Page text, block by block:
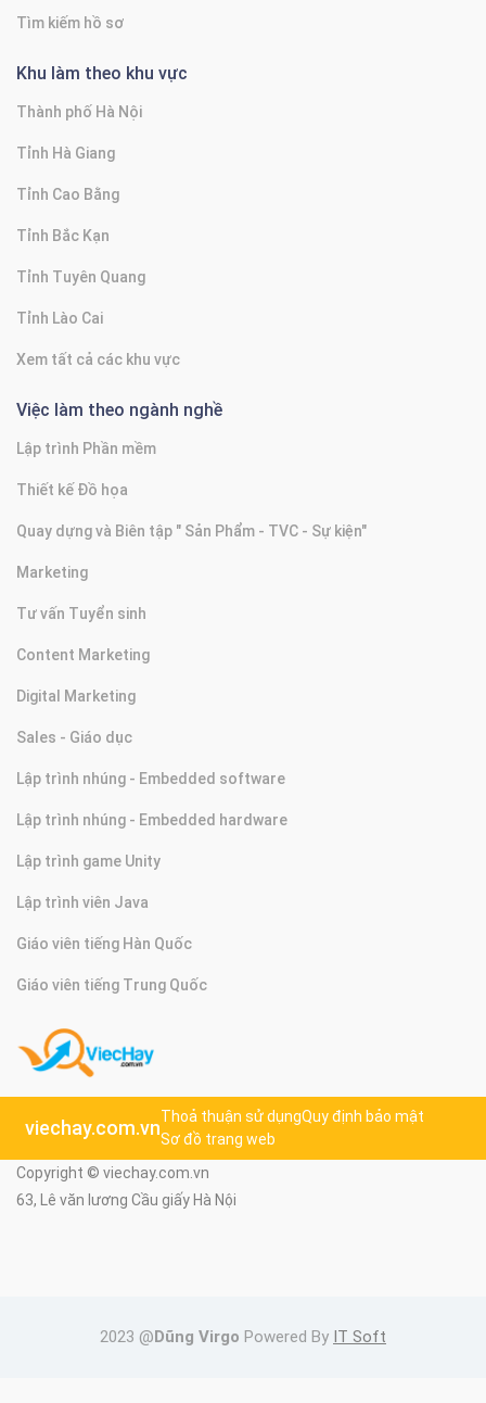
Tìm kiếm hồ sơ
Khu làm theo khu vực
Thành phố Hà Nội
Tỉnh Hà Giang
Tỉnh Cao Bằng
Tỉnh Bắc Kạn
Tỉnh Tuyên Quang
Tỉnh Lào Cai
Xem tất cả các khu vực
Việc làm theo ngành nghề
Lập trình Phần mềm
Thiết kế Đồ họa
Quay dựng và Biên tập " Sản Phẩm - TVC - Sự kiện"
Marketing
Tư vấn Tuyển sinh
Content Marketing
Digital Marketing
Sales - Giáo dục
Lập trình nhúng - Embedded software
Lập trình nhúng - Embedded hardware
Lập trình game Unity
Lập trình viên Java
Giáo viên tiếng Hàn Quốc
Giáo viên tiếng Trung Quốc
viechay.com.vn
Thoả thuận sử dụngQuy định bảo mật
Sơ đồ trang web
Copyright © viechay.com.vn
63, Lê văn lương Cầu giấy Hà Nội
2023 @Dũng Virgo Powered By IT Soft